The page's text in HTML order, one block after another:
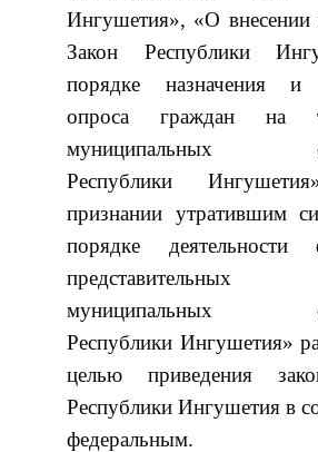
Ингушетия», «О внесении
Закон Республики
порядке назначения и
опроса граждан на
муниципальных
Республики
признании утратившим
порядке
муниципальных
Республики Ингушетия»
целью приведения
Республики Ингушетия в
федеральным.